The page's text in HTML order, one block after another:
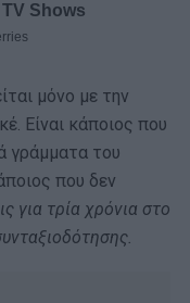
μόνο με την
Είναι κάποιος που
γράμματα του
που δεν
για τρία χρόνια στο